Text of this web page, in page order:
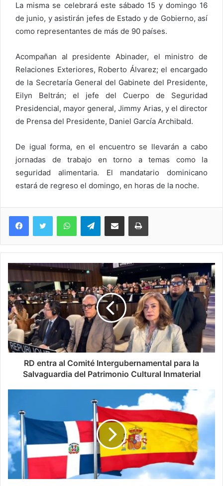
La misma se celebrará este sábado 15 y domingo 16
de junio, y asistirán jefes de Estado y de Gobierno, así
como representantes de más de 90 países.
Acompañan al presidente Abinader, el ministro de
Relaciones Exteriores, Roberto Álvarez; el encargado
de la Secretaría General del Gabinete del Presidente,
Eilyn Beltrán; el jefe del Cuerpo de Seguridad
Presidencial, mayor general, Jimmy Arias, y el director
de Prensa del Presidente, Daniel García Archibald.
De igual forma, en el encuentro se llevarán a cabo
jornadas de trabajo en torno a temas como la
seguridad alimentaria. El mandatario dominicano
estará de regreso el domingo, en horas de la noche.
WhatsAppTelegramCompartir via Email Imprimi
RD entra al Comité Intergubernamental para la
Salvaguardia del Patrimonio Cultural Inmaterial